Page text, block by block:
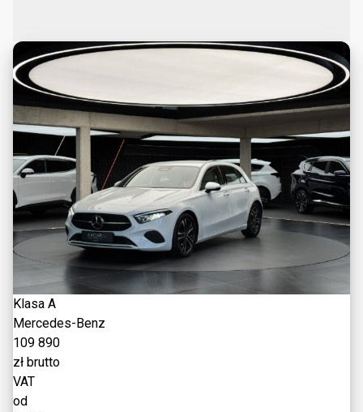
Klasa A
Mercedes-Benz
109 890
zł brutto
VAT
od